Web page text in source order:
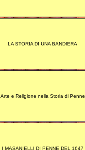
LA STORIA DI UNA BANDIERA
Arte e Religione nella Storia di Penne
I MASANIELLI DI PENNE DEL 1647